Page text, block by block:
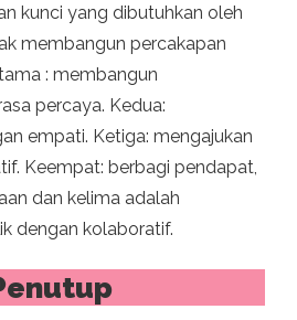
kunci yang dibutuhkan oleh
membangun percakapan
: membangun
percaya. Kedua:
empati. Ketiga: mengajukan
Keempat: berbagi pendapat,
dan kelima adalah
dengan kolaboratif.